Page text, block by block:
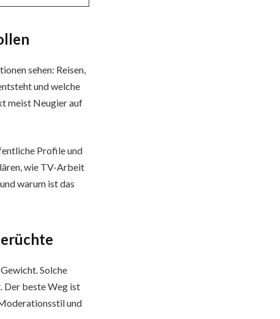
sehen: Reisen,
und welche
meist Neugier auf
Profile und
wie TV-Arbeit
warum ist das
Solche
Der beste Weg ist
und